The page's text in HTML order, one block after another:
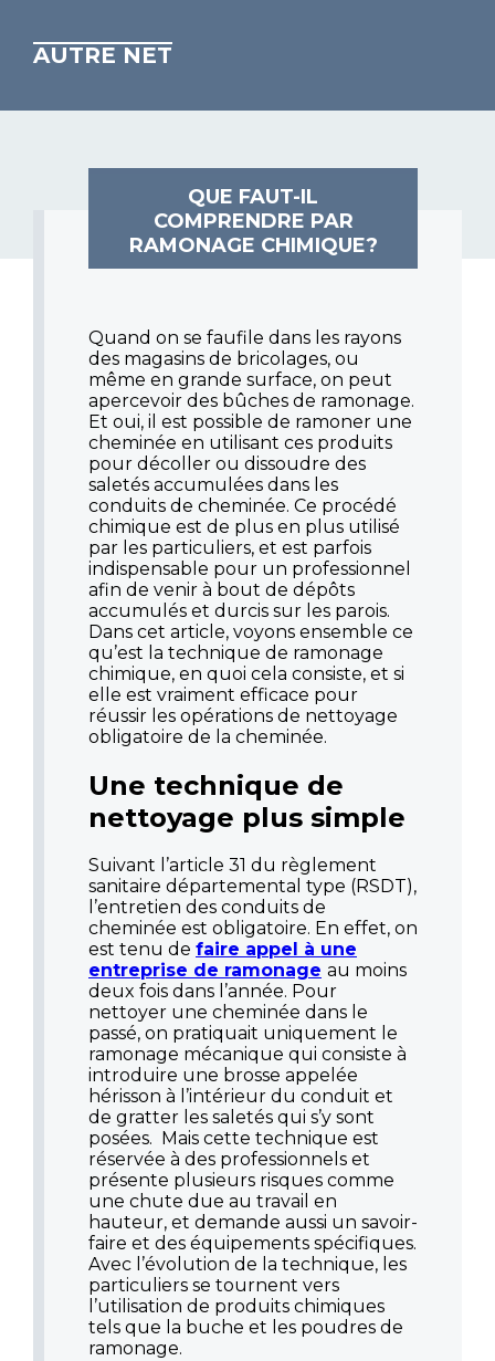
AUTRE NET
QUE FAUT-IL
COMPRENDRE PAR
RAMONAGE CHIMIQUE?
Quand on se faufile dans les rayons
des magasins de bricolages, ou
même en grande surface, on peut
apercevoir des bûches de ramonage.
Et oui, il est possible de ramoner une
cheminée en utilisant ces produits
pour décoller ou dissoudre des
saletés accumulées dans les
conduits de cheminée. Ce procédé
chimique est de plus en plus utilisé
par les particuliers, et est parfois
indispensable pour un professionnel
afin de venir à bout de dépôts
accumulés et durcis sur les parois.
Dans cet article, voyons ensemble ce
qu’est la technique de ramonage
chimique, en quoi cela consiste, et si
elle est vraiment efficace pour
réussir les opérations de nettoyage
obligatoire de la cheminée.
Une technique de
nettoyage plus simple
Suivant l’article 31 du règlement
sanitaire départemental type (RSDT),
l’entretien des conduits de
cheminée est obligatoire. En effet, on
est tenu de faire appel à une
entreprise de ramonage au moins
deux fois dans l’année. Pour
nettoyer une cheminée dans le
passé, on pratiquait uniquement le
ramonage mécanique qui consiste à
introduire une brosse appelée
hérisson à l’intérieur du conduit et
de gratter les saletés qui s’y sont
posées. Mais cette technique est
réservée à des professionnels et
présente plusieurs risques comme
une chute due au travail en
hauteur, et demande aussi un savoir-
faire et des équipements spécifiques.
Avec l’évolution de la technique, les
particuliers se tournent vers
l’utilisation de produits chimiques
tels que la buche et les poudres de
ramonage.